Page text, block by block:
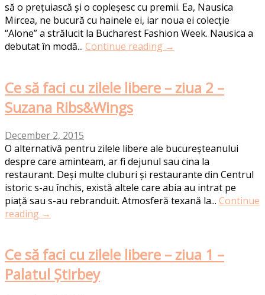
să o prețuiască și o copleșesc cu premii. Ea, Nausica
Mircea, ne bucură cu hainele ei, iar noua ei colecție
“Alone” a strălucit la Bucharest Fashion Week. Nausica a
debutat în modă... Continue reading →
Ce să faci cu zilele libere – ziua 2 –
Suzana Ribs&Wings
December 2, 2015
O alternativă pentru zilele libere ale bucureșteanului
despre care aminteam, ar fi dejunul sau cina la
restaurant. Deși multe cluburi și restaurante din Centrul
istoric s-au închis, există altele care abia au intrat pe
piață sau s-au rebranduit. Atmosferă texană la... Continue
reading →
Ce să faci cu zilele libere – ziua 1 –
Palatul Știrbey